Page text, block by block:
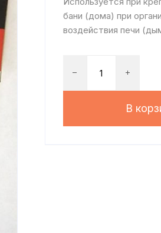
бани (дома) при
воздействия печи
В